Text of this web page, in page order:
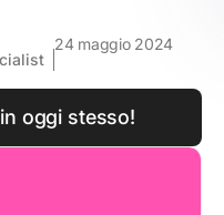
24 maggio 2024
oggi stesso!